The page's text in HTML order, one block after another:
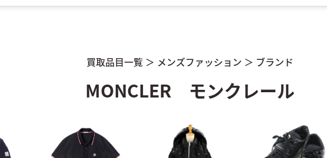
買取品目一覧 ＞ メンズファッション ＞ ブランド
MONCLER モンクレール